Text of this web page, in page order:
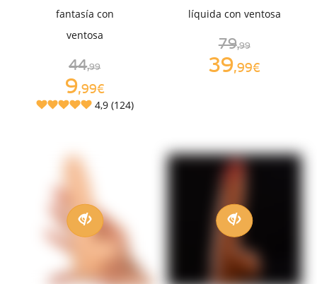
fantasía con
ventosa
44,99
9,99€
4,9 (124)
líquida con ventosa
79,99
39,99€